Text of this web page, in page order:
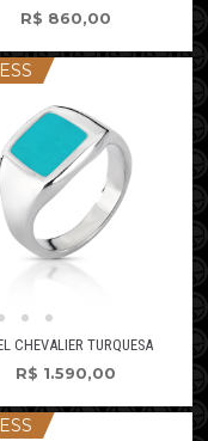
R$ 860,00
CHEVALIER TURQUESA
R$ 1.590,00